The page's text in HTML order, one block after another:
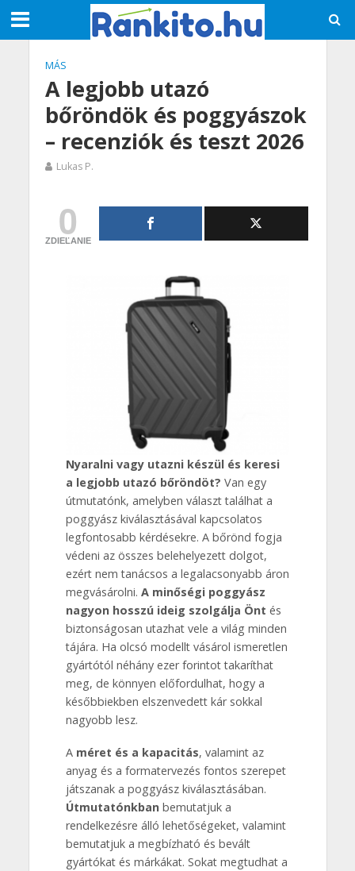
MÁS
A legjobb utazó
bőröndök és poggyászok
– recenziók és teszt 2026
Lukas P.
0
ZDIEĽANIE
Nyaralni vagy utazni készül és keresi
a legjobb utazó bőröndöt? Van egy
útmutatónk, amelyben választ találhat a
poggyász kiválasztásával kapcsolatos
legfontosabb kérdésekre. A bőrönd fogja
védeni az összes belehelyezett dolgot,
ezért nem tanácsos a legalacsonyabb áron
megvásárolni. A minőségi poggyász
nagyon hosszú ideig szolgálja Önt és
biztonságosan utazhat vele a világ minden
tájára. Ha olcsó modellt vásárol ismeretlen
gyártótól néhány ezer forintot takaríthat
meg, de könnyen előfordulhat, hogy a
későbbiekben elszenvedett kár sokkal
nagyobb lesz.
A méret és a kapacitás, valamint az
anyag és a formatervezés fontos szerepet
játszanak a poggyász kiválasztásában.
Útmutatónkbanbemutatjuk a
rendelkezésre álló lehetőségeket, valamint
bemutatjuk a megbízható és bevált
gyártókat és márkákat. Sokat megtudhat a